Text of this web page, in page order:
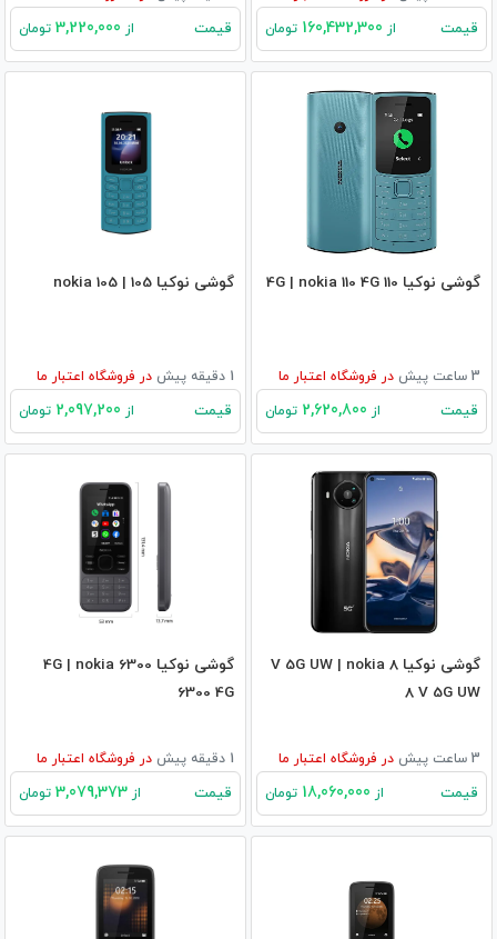
قیمت از تومان قیمت از تومان
گوشی نوکیا 110 4G | nokia 110 4G
3 ساعت پیش در فروشگاه اعتبار ما
قیمت از تومان
گوشی نوکیا 105 | nokia 105
1 دقیقه پیش در فروشگاه اعتبار ما
قیمت از تومان
گوشی نوکیا 8 V 5G UW | nokia
8 V 5G UW
3 ساعت پیش در فروشگاه اعتبار ما
قیمت از تومان
گوشی نوکیا 6300 4G | nokia
6300 4G
1 دقیقه پیش در فروشگاه اعتبار ما
قیمت از تومان